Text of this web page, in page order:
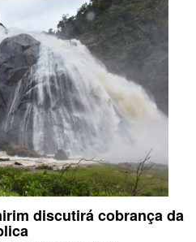
discutirá cobrança da